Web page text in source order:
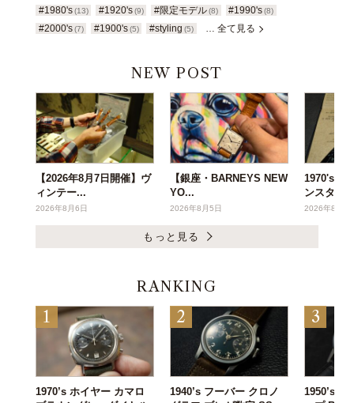
#1980's (13) #1920's(9) #限定モデル(8) #1990's (8)
#2000's (7) #1900's(5) #styling (5) … 全て見る
NEW POST
【2026年8月7日開催】ヴ
ィンテー...
2026年8月6日
【銀座・BARNEYS NEW
YO...
2026年8月5日
1970's ヴ
ンスタ...
2026年8月3
もっと見る
RANKING
1970’s ホイヤー カマロ
1940’s フーバー クロノ
1950’s パ